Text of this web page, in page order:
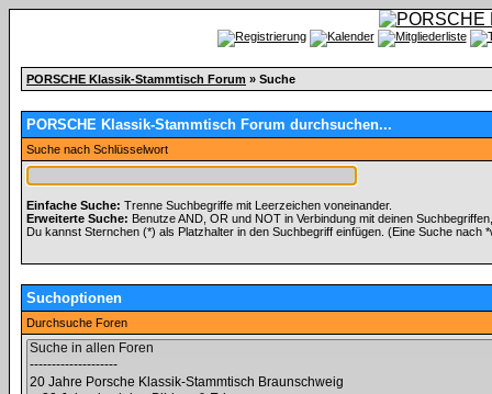
PORSCHE Klassik-Stammtisch Forum » Suche
PORSCHE Klassik-Stammtisch Forum durchsuchen...
Suche nach Schlüsselwort
Einfache Suche: Trenne Suchbegriffe mit Leerzeichen voneinander.
Erweiterte Suche: Benutze AND, OR und NOT in Verbindung mit deinen
Du kannst Sternchen (*) als Platzhalter in den Suchbegriff einfügen. (Eine Suche nach
Suchoptionen
Durchsuche Foren